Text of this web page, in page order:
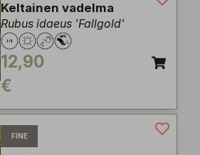
Keltainen vadelma
Rubus idaeus 'Fallgold'
12,90
€
FINE